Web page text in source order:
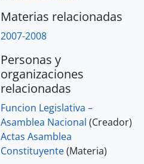
Materias relacionadas
2007-2008
Personas y
organizaciones
relacionadas
Funcion Legislativa –
Asamblea Nacional (Creador)
Actas Asamblea
Constituyente(Materia)